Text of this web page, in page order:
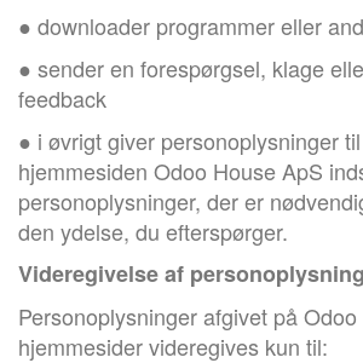
● downloader programmer eller
● sender en forespørgsel, klage
feedback
● i øvrigt giver personoplysninger
hjemmesiden Odoo House ApS
personoplysninger, der er
den ydelse, du efterspørger.
Videregivelse af
Personoplysninger afgivet på Odoo
hjemmesider videregives kun til: